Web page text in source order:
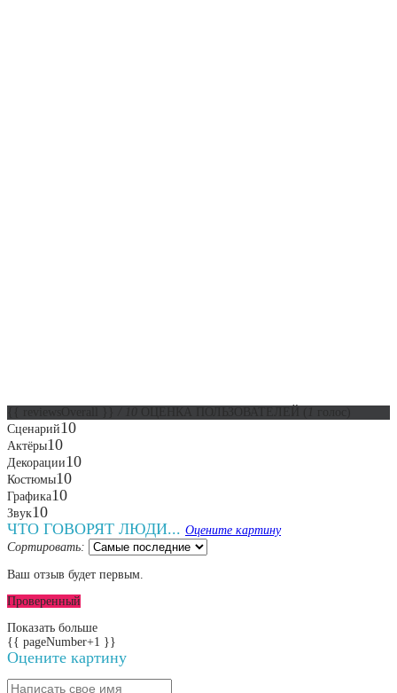
Сценарий10
Актёры10
Декорации10
Костюмы10
Графика10
Звук10
ЧТО ГОВОРЯТ ЛЮДИ... Оцените картину
Сортировать:
Ваш отзыв будет первым.
Проверенный
Показать больше
{{ pageNumber+1 }}
Оцените картину